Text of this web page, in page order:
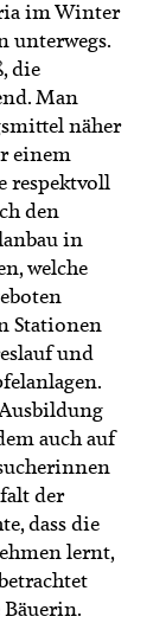
im Winter
unterwegs.
die
Man
näher
einem
respektvoll
den
in
welche
Stationen
und
auch auf
der
dass die
lernt,
Bäuerin.